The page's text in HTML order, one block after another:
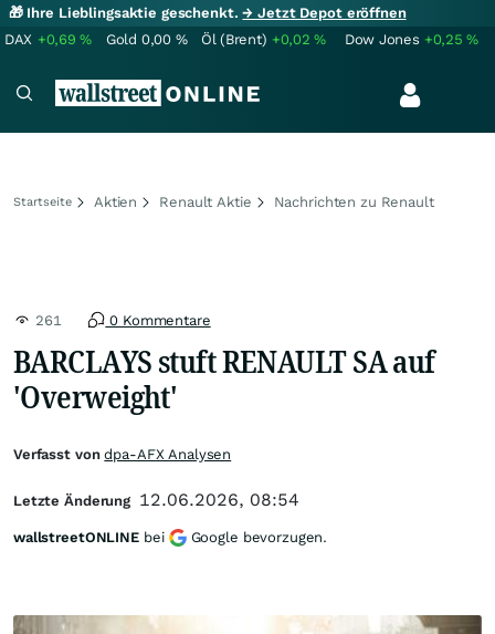
🎁 Ihre Lieblingsaktie geschenkt.→ Jetzt Depot eröffnen
DAX +0,69% Gold 0,00 % Öl (Brent) +0,02% Dow Jones +0,25%
Startseite Aktien Renault Aktie Nachrichten zu Renault
261 0 Kommentare
BARCLAYS stuft RENAULT SA auf
'Overweight'
Verfasst vondpa-AFX Analysen
Letzte Änderung 12.06.2026, 08:54
wallstreetONLINE bei Google bevorzugen.